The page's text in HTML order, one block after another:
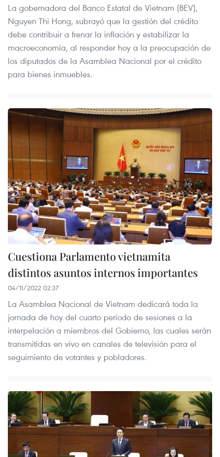
La gobernadora del Banco Estatal de Vietnam (BEV),
Nguyen Thi Hong, subrayó que la gestión del crédito
debe contribuir a frenar la inflación y estabilizar la
macroeconomía, al responder hoy a la preocupación de
los diputados de la Asamblea Nacional por el crédito
para bienes inmuebles.
Cuestiona Parlamento vietnamita
distintos asuntos internos importantes
04/11/2022 02:37
La Asamblea Nacional de Vietnam dedicará toda la
jornada de hoy del cuarto período de sesiones a la
interpelación a miembros del Gobierno, las cuales serán
transmitidas en vivo en canales de televisión para el
seguimiento de votantes y pobladores.